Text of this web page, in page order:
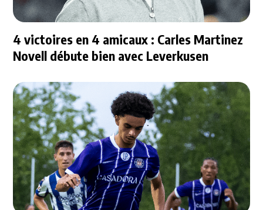
4 victoires en 4 amicaux : Carles Martinez
Novell débute bien avec Leverkusen